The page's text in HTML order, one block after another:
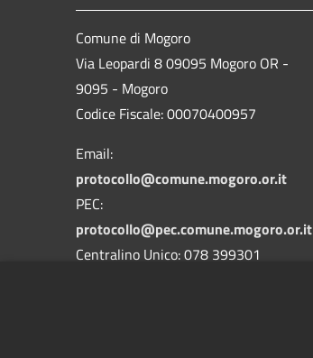
Comune di Mogoro
Via Leopardi 8 09095 Mogoro OR -
9095 - Mogoro
Codice Fiscale: 00070400957
Email:
protocollo@comune.mogoro.or.it
PEC:
protocollo@pec.comune.mogoro.or.it
Centralino Unico: 078 399301